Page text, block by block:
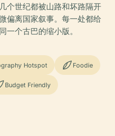
个世纪都被山路和坏路隔开
偏离国家叙事。每一处都给
一个古巴的缩小版。
Hotspot Foodie
Budget Friendly